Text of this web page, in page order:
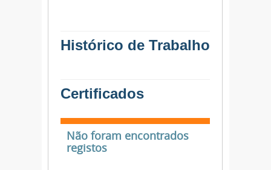
Histórico de Trabalho
Certificados
Não foram encontrados
registos